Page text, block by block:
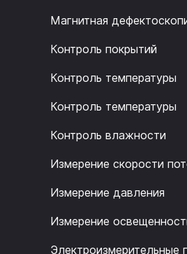
Магнитная
Контроль покрытий
Контроль температуры
Контроль температуры
Контроль влажности
Измерение скорости
Измерение давления
Измерение
Электроизмерительные